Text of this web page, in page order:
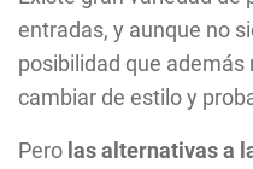
entradas, y aunque no
posibilidad que además
cambiar de estilo y
Pero las alternativas a